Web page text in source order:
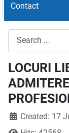
Contact
LOCURI
Created: 17